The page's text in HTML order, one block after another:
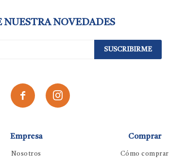
Empresa
Nosotros
Comprar
Cómo comprar
NUESTRA NOVEDADES
SUSCRIBIRME
 